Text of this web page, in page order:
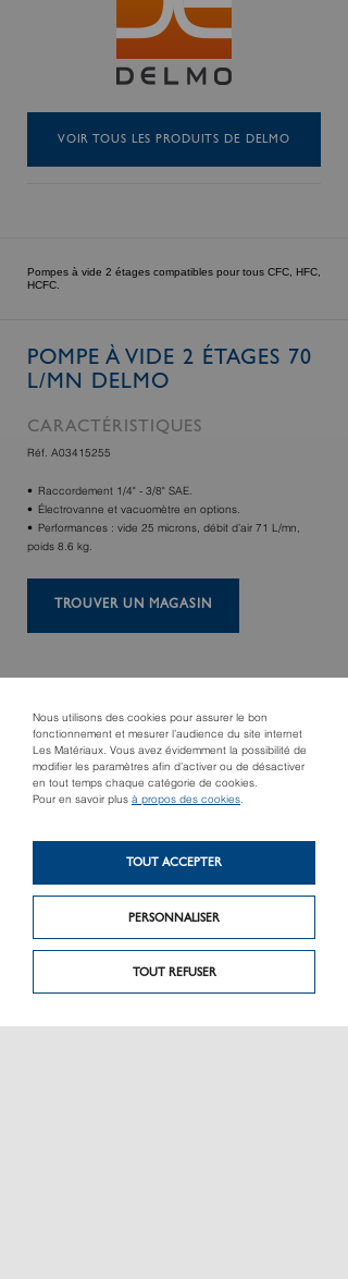
Nous utilisons des cookies pour assurer le bon
fonctionnement et mesurer l’audience du site internet
Les Matériaux. Vous avez évidemment la possibilité de
modifier les paramètres afin d’activer ou de désactiver
en tout temps chaque catégorie de cookies.
Pour en savoir plus à propos des cookies.
TOUT REFUSER
PERSONNALISER
TOUT ACCEPTER
VOIR TOUS LES PRODUITS DE DELMO
Pompes à vide 2 étages compatibles pour tous CFC, HFC,
HCFC.
POMPE À VIDE 2 ÉTAGES 70
L/MN DELMO
CARACTÉRISTIQUES
Réf. A03415255
Raccordement 1/4" - 3/8" SAE.
Électrovanne et vacuomètre en options.
Performances : vide 25 microns, débit d’air 71 L/mn,
poids 8.6 kg.
TROUVER UN MAGASIN
Ks 120 ug-set